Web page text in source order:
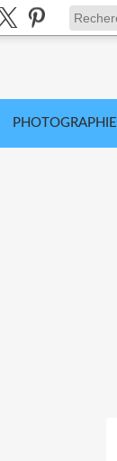
PHOTOGRAPHIE